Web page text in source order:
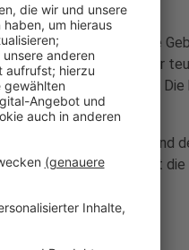
wird. Denn auch andere
beispielsweise wieder
zugestimmt.
die Straßenreinigung und
Kosten verursacht, teilt die